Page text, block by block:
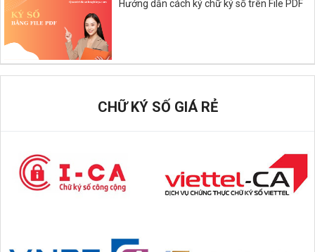
Hướng dẫn cách ký chữ ký số trên File PDF
CHỮ KÝ SỐ GIÁ RẺ